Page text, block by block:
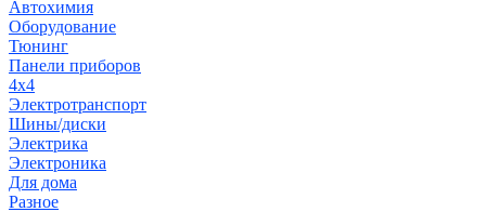
Автохимия
Оборудование
Тюнинг
Панели приборов
4x4
Электротранспорт
Шины/диски
Электрика
Электроника
Для дома
Разное